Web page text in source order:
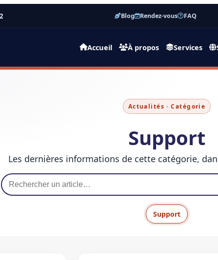
Blog Rendez-vous FAQ
Accueil À propos Services
Actualités · Catégorie
Support
Les dernières informations de cette catégorie,
Support